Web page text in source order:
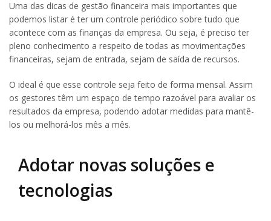
Uma das dicas de gestão financeira mais importantes que
podemos listar é ter um controle periódico sobre tudo que
acontece com as finanças da empresa. Ou seja, é preciso ter
pleno conhecimento a respeito de todas as movimentações
financeiras, sejam de entrada, sejam de saída de recursos.
O ideal é que esse controle seja feito de forma mensal. Assim
os gestores têm um espaço de tempo razoável para avaliar os
resultados da empresa, podendo adotar medidas para mantê-
los ou melhorá-los mês a mês.
Adotar novas soluções e
tecnologias